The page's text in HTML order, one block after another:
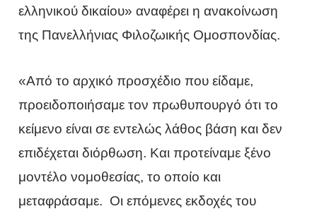
ελληνικού δικαίου» αναφέρει η ανακοίνωση
της Πανελλήνιας Φιλοζωικής Ομοσπονδίας.
«Από το αρχικό προσχέδιο που είδαμε,
προειδοποιήσαμε τον πρωθυπουργό ότι το
κείμενο είναι σε εντελώς λάθος βάση και δεν
επιδέχεται διόρθωση. Και προτείναμε ξένο
μοντέλο νομοθεσίας, το οποίο και
μεταφράσαμε. Οι επόμενες εκδοχές του